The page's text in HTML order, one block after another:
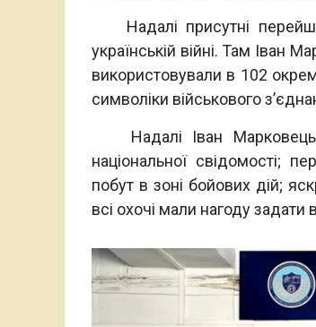
Надалі присутні
українській війні. Там Іван
використовували в 102
символіки військового
Надалі Іван
національної свідомості;
побут в зоні бойових дій;
всі охочі мали нагоду